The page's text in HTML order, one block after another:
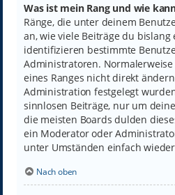
Was ist mein Rang und wie
Ränge, die unter deinem
an, wie viele Beiträge du
identifizieren bestimmte
Administratoren.
eines Ranges nicht direkt
Administration festgelegt
sinnlosen Beiträge, nur um
die meisten Boards dulden
ein Moderator oder
unter Umständen einfach
Nach oben